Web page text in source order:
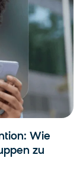
Wie
zu